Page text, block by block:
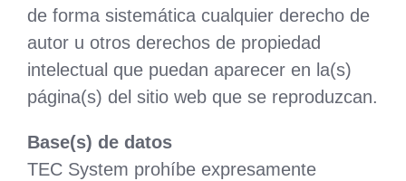
de forma sistemática cualquier derecho de
autor u otros derechos de propiedad
intelectual que puedan aparecer en la(s)
página(s) del sitio web que se reproduzcan.
Base(s) de datos
TEC System prohíbe expresamente